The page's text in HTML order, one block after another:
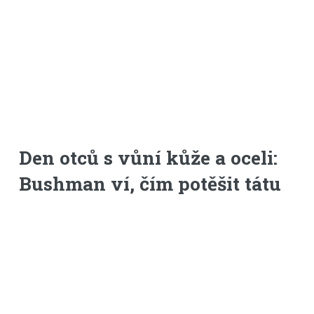
Den otců s vůní kůže a oceli:
Bushman ví, čím potěšit tátu